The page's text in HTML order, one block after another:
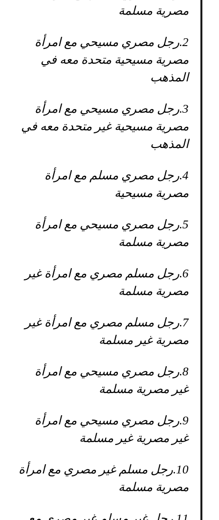
مصرية مسلمة
2. رجل مصري مسيحي مع امرأة
مصرية مسيحية متحدة معه في
المذهب
3. رجل مصري مسيحي مع امرأة
مصرية مسيحية غير متحدة معه في
المذهب
4. رجل مصري مسلم مع امرأة
مصرية مسيحية
5. رجل مصري مسيحي مع امرأة
مصرية مسلمة
6. رجل مسلم مصري مع امرأة غير
مصرية مسلمة
7. رجل مسلم مصري مع امرأة غير
مصرية غير مسلمة
8. رجل مصري مسيحي مع امرأة
غير مصرية مسلمة
9. رجل مصري مسيحي مع امرأة
غير مصرية غير مسلمة
10. رجل مسلم غير مصري مع امرأة
مصرية مسلمة